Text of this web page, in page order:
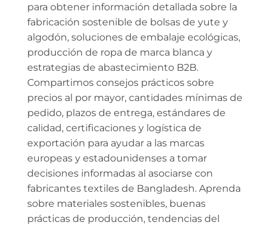
para obtener información detallada sobre la
fabricación sostenible de bolsas de yute y
algodón, soluciones de embalaje ecológicas,
producción de ropa de marca blanca y
estrategias de abastecimiento B2B.
Compartimos consejos prácticos sobre
precios al por mayor, cantidades mínimas de
pedido, plazos de entrega, estándares de
calidad, certificaciones y logística de
exportación para ayudar a las marcas
europeas y estadounidenses a tomar
decisiones informadas al asociarse con
fabricantes textiles de Bangladesh. Aprenda
sobre materiales sostenibles, buenas
prácticas de producción, tendencias del